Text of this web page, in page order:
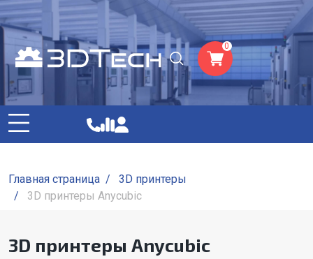
0
Главная страница /
3D принтеры
/
3D принтеры Anycubic
3D принтеры Anycubic